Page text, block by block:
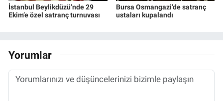
İstanbul Beylikdüzü’nde 29
Ekim’e özel satranç turnuvası
Bursa Osmangazi’de satranç
ustaları kupalandı
Yorumlar